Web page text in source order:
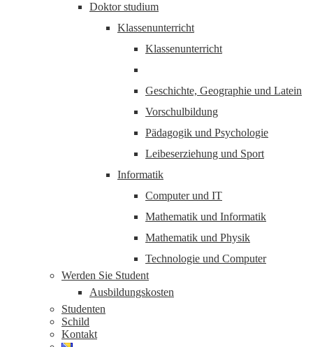
Doktor studium
Klassenunterricht
Klassenunterricht
Geschichte, Geographie und Latein
Vorschulbildung
Pädagogik und Psychologie
Leibeserziehung und Sport
Informatik
Computer und IT
Mathematik und Informatik
Mathematik und Physik
Technologie und Computer
Werden Sie Student
Ausbildungskosten
Studenten
Schild
Kontakt